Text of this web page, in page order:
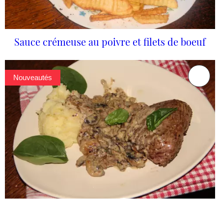
Sauce crémeuse au poivre et filets de boeuf
Nouveautés